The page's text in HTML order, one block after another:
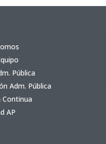
Pública
Adm. Pública
Continua
AP